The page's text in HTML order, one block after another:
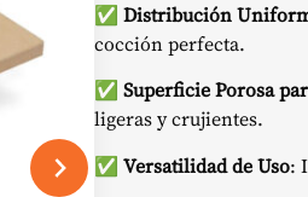
✅ Distribución
cocción perfecta.
✅ Superficie Porosa
ligeras y crujientes.
✅ Versatilidad de Uso: